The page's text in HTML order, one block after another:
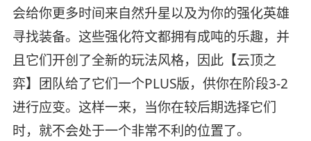
会给你更多时间来自然升星以及为你的强化英雄
寻找装备。这些强化符文都拥有成吨的乐趣，并
且它们开创了全新的玩法风格，因此【云顶之
弈】团队给了它们一个PLUS版，供你在阶段3-2
进行应变。这样一来，当你在较后期选择它们
时，就不会处于一个非常不利的位置了。